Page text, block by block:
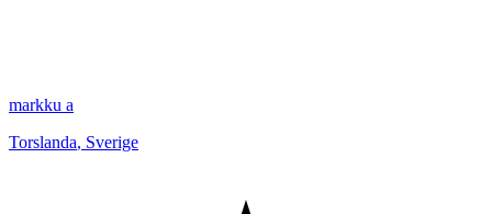
markku a
Torslanda, Sverige